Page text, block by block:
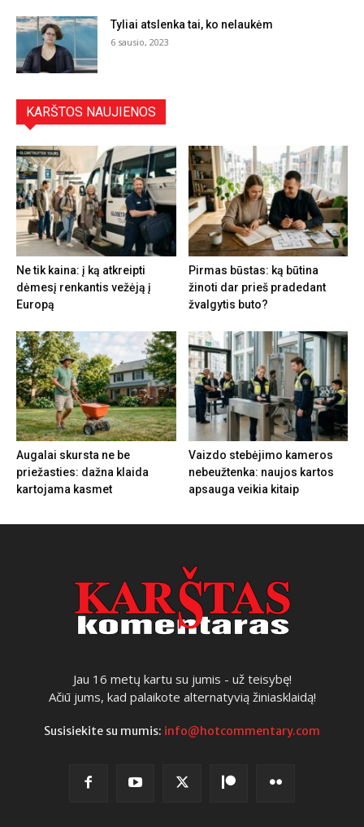
Tyliai atslenka tai, ko nelaukėm
6 sausio, 2023
KARŠTOS NAUJIENOS
Ne tik kaina: į ką atkreipti
dėmesį renkantis vežėją į
Europą
Pirmas būstas: ką būtina
žinoti dar prieš pradedant
žvalgytis buto?
Augalai skursta ne be
priežasties: dažna klaida
kartojama kasmet
Vaizdo stebėjimo kameros
nebeužtenka: naujos kartos
apsauga veikia kitaip
Jau 16 metų kartu su jumis - už teisybę!
Ačiū jums, kad palaikote alternatyvią žiniasklaidą!
Susisiekite su mumis: info@hotcommentary.com